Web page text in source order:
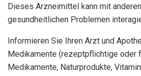
Dieses Arzneimittel kann mit
gesundheitlichen Problemen
Informieren Sie Ihren Arzt und
Medikamente (rezeptpflichtige oder
Medikamente, Naturprodukte,